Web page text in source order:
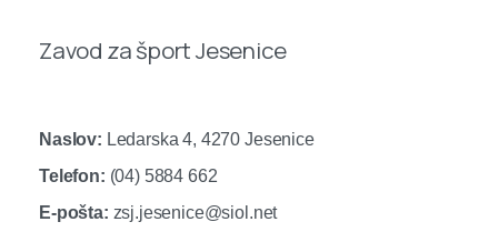
Zavod za šport Jesenice
Naslov: Ledarska 4, 4270 Jesenice
Telefon: (04) 5884 662
E-pošta: zsj.jesenice@siol.net